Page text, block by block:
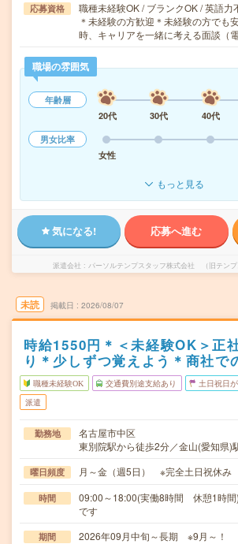
応募資格
職種未経験OK / ブランクOK / 英語力
＊未経験の方歓迎＊未経験の方でも
時、キャリアを一緒に考える面談（
職場の雰囲気
年齢層
20代
30代 40代
男女比率
女性
もっと見る
気になる! 応募へ進む
派遣会社 パーソルテンプスタッフ株式会社 （旧テンプ
未読 掲載日 2026/08/07
時給1550円＊＜未経験OK＞正
り＊少しずつ覚えよう＊商社で
職種未経験OK 交通費別途支給あり 土日祝日
派遣
勤務地
名古屋市中区
東別院駅から徒歩2分／金山(愛知県)
曜日頻度 月～金（週5日） ※完全土日祝休み
時間
09:00～18:00(実働8時間 休憩1時間
です
期間 2026年09月中旬～長期 ※9月～！